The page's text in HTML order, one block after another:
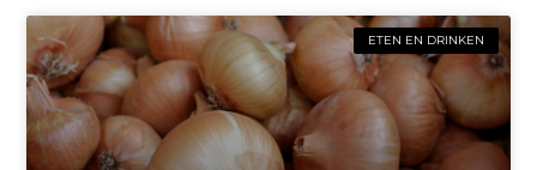
ETEN EN DRINKEN